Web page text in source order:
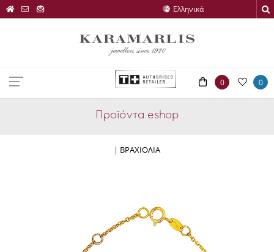
0 0
Προϊόντα eshop
| ΒΡΑΧΙΟΛΙΑ